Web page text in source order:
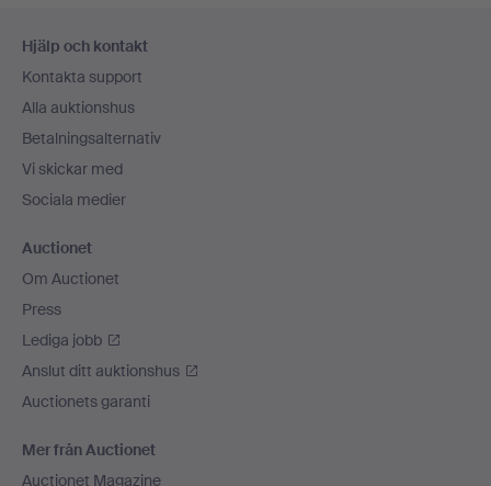
Hjälp och kontakt
Kontakta support
Alla auktionshus
Betalningsalternativ
Vi skickar med
Sociala medier
Auctionet
Om Auctionet
Press
Lediga jobb
Anslut ditt auktionshus
Auctionets garanti
Mer från Auctionet
Auctionet Magazine